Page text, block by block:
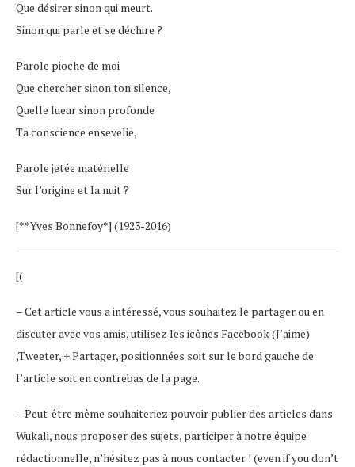
Que désirer sinon qui meurt.
Sinon qui parle et se déchire ?
Parole pioche de moi
Que chercher sinon ton silence,
Quelle lueur sinon profonde
Ta conscience ensevelie,
Parole jetée matérielle
Sur l’origine et la nuit ?
[**Yves Bonnefoy*] (1923-2016)
[(
– Cet article vous a intéressé, vous souhaitez le partager ou en
discuter avec vos amis, utilisez les icônes Facebook (J’aime)
,Tweeter, + Partager, positionnées soit sur le bord gauche de
l’article soit en contrebas de la page.
– Peut-être même souhaiteriez pouvoir publier des articles dans
Wukali, nous proposer des sujets, participer à notre équipe
rédactionnelle, n’hésitez pas à nous contacter ! (even if you don’t